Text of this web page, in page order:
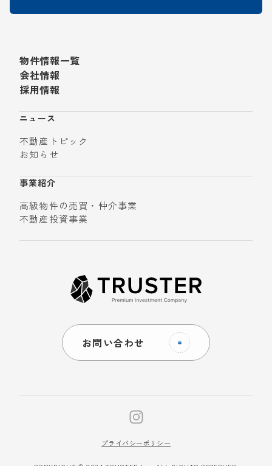
物件情報一覧
会社情報
採用情報
ニュース
不動産トピック
お知らせ
事業紹介
高級物件の売買・仲介事業
不動産投資事業
お問い合わせ
プライバシーポリシー